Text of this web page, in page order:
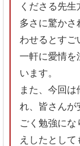
くださる先
多さに驚かさ
わせるとすご
一軒に愛情を
います。
また、今回
れ、皆さんが
ごく勉強にな
えしたとし